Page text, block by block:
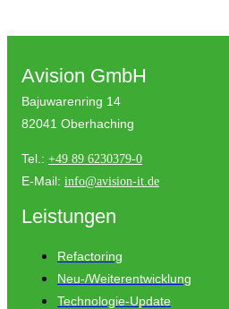
Avision GmbH
Bajuwarenring 14
82041 Oberhaching
Tel.: +49 89 6230379-0
E-Mail: info@avision-it.de
Leistungen
Refactoring
Neu-/Weiterentwicklung
Technologie-Update